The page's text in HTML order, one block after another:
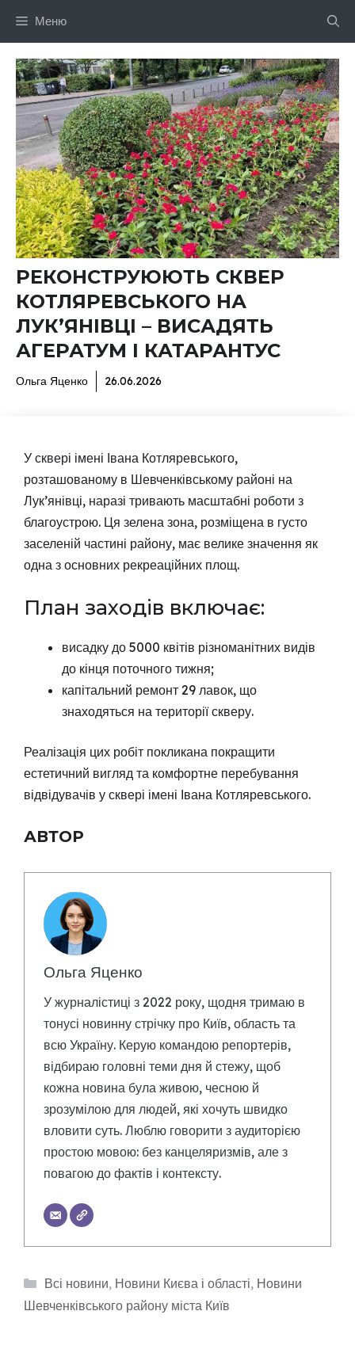
Меню
РЕКОНСТРУЮЮТЬ СКВЕР
КОТЛЯРЕВСЬКОГО НА
ЛУК’ЯНІВЦІ – ВИСАДЯТЬ
АГЕРАТУМ І КАТАРАНТУС
Ольга Яценко 26.06.2026
У сквері імені Івана Котляревського,
розташованому в Шевченківському районі на
Лук’янівці, наразі тривають масштабні роботи з
благоустрою. Ця зелена зона, розміщена в густо
заселеній частині району, має велике значення як
одна з основних рекреаційних площ.
План заходів включає:
висадку до 5000 квітів різноманітних видів
до кінця поточного тижня;
капітальний ремонт 29 лавок, що
знаходяться на території скверу.
Реалізація цих робіт покликана покращити
естетичний вигляд та комфортне перебування
відвідувачів у сквері імені Івана Котляревського.
АВТОР
Ольга Яценко
У журналістиці з 2022 року, щодня тримаю в
тонусі новинну стрічку про Київ, область та
всю Україну. Керую командою репортерів,
відбираю головні теми дня й стежу, щоб
кожна новина була живою, чесною й
зрозумілою для людей, які хочуть швидко
вловити суть. Люблю говорити з аудиторією
простою мовою: без канцеляризмів, але з
повагою до фактів і контексту.
Категорії
Всі новини, Новини Києва і області, Новини
Шевченківського району міста Київ